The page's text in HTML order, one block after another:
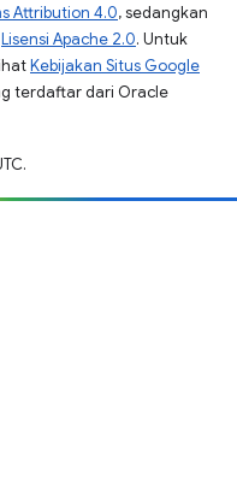
Attribution 4.0, sedangkan
Lisensi Apache 2.0. Untuk
Kebijakan Situs Google
terdaftar dari Oracle